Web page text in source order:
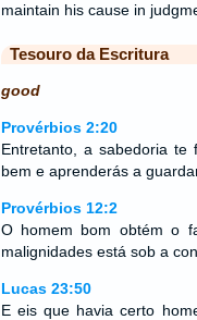
maintain his cause in
Tesouro da Escritura
good
Provérbios 2:20
Entretanto, a sabedoria
bem e aprenderás a
Provérbios 12:2
O homem bom obtém o
malignidades está sob a
Lucas 23:50
E eis que havia certo